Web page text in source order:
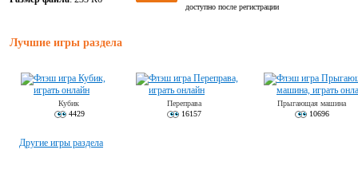
Лучшие игры раздела
Кубик
4429
Переправа
16157
Прыгающая машина
10696
Другие игры раздела